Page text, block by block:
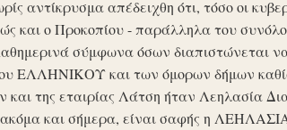
αντίκρυσμα απέδειχθη ότι, τόσο οι
και ο Προκοπίου - παράλληλα του
σύμφωνα όσων διαπιστώνεται
ΕΛΛΗΝΙΚΟΥ και των όμορων δήμων
και της εταιρίας Λάτση ήταν Λεηλασία
και σήμερα, είναι σαφής η ΛΕΗΛΑΣΙΑ,